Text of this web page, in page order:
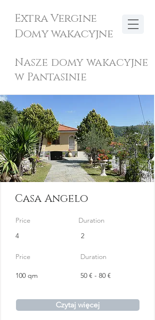
Extra Vergine
Domy wakacyjne
Nasze domy wakacyjne
w Pantasinie
Casa Angelo
Price
4
Price
100 qm
Duration
2
Duration
50 € - 80 €
Czytaj więcej